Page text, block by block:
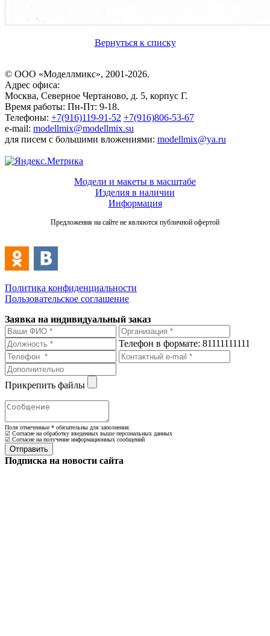
Вернуться к списку
© ООО «Моделлмикс», 2001-2026.
Адрес офиса:
Москва, Северное Чертаново, д. 5, корпус Г.
Время работы: Пн-Пт: 9-18.
Телефоны: +7(916)119-91-52 +7(916)806-53-67
e-mail: modellmix@modellmix.su
для писем с большими вложениями: modellmix@ya.ru
Модели и макеты в масштабе
Изделия в наличии
Информация
Предложения на сайте не являются публичной офертой
Политика конфиденциальности
Пользовательское соглашение
Заявка на индивидуальный заказ
Телефон в формате: 81111111111
Прикрепить файлы
Поля отмеченные * обязательны для заполнения.
☑ Согласие на обработку введенных выше персональных данных
☑ Согласие на получение информационных сообщений
Подписка на новости сайта